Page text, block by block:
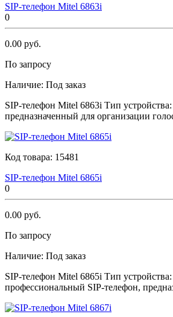
SIР-телефон Мitеl 6863i
0
0.00 руб.
По запросу
Наличие: Под заказ
SIР-телефон Мitеl 6863i Тип устройства:
предназначенный для организации
Код товара: 15481
SIР-телефон Мitеl 6865i
0
0.00 руб.
По запросу
Наличие: Под заказ
SIР-телефон Мitеl 6865i Тип устройства:
профессиональный SIP-телефон,